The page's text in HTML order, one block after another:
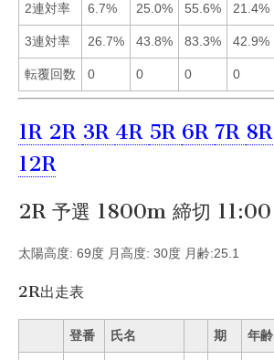
2連対率 6.7% 25.0% 55.6% 21.4%
3連対率 26.7% 43.8% 83.3% 42.9%
転覆回数 0 0 0 0
1R 2R 3R 4R 5R 6R 7R 8R
12R
2R 予選 1800m 締切 11:00
太陽高度: 69度 月高度: 30度 月齢:25.1
2R出走表
登番 氏名 期 年齢